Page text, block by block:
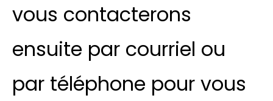
vous contacterons
ensuite par courriel ou
par téléphone pour vous